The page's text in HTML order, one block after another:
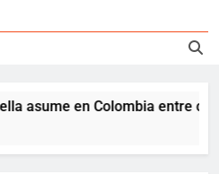
asume en Colombia entre